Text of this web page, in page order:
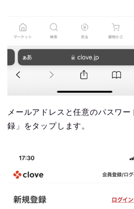
メールアドレスと任意のパスワ
録」をタップします。